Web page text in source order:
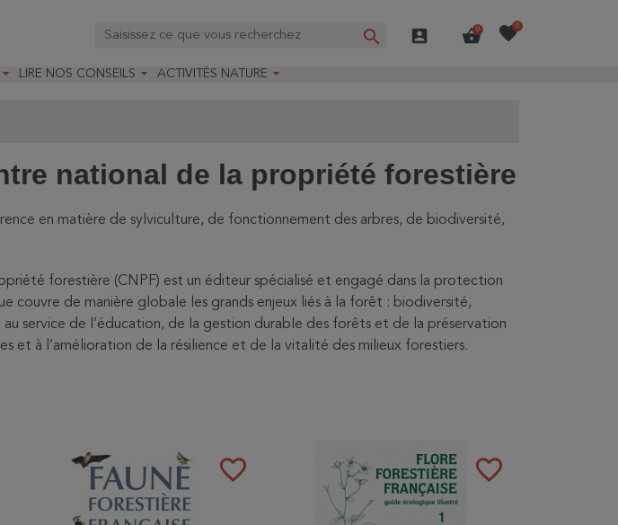
search account_box shopping_basket
0 favorite0
 LIRE NOS CONSEILS  ACTIVITÉS NATURE 
national de la propriété forestière
en matière de sylviculture, de fonctionnement des arbres, de biodiversité,
forestière (CNPF) est un éditeur spécialisé et engagé dans la protection
couvre de manière globale les grands enjeux liés à la forêt : biodiversité,
service de l’éducation, de la gestion durable des forêts et de la préservation
et à l’amélioration de la résilience et de la vitalité des milieux forestiers.
favorite_border favorite_border